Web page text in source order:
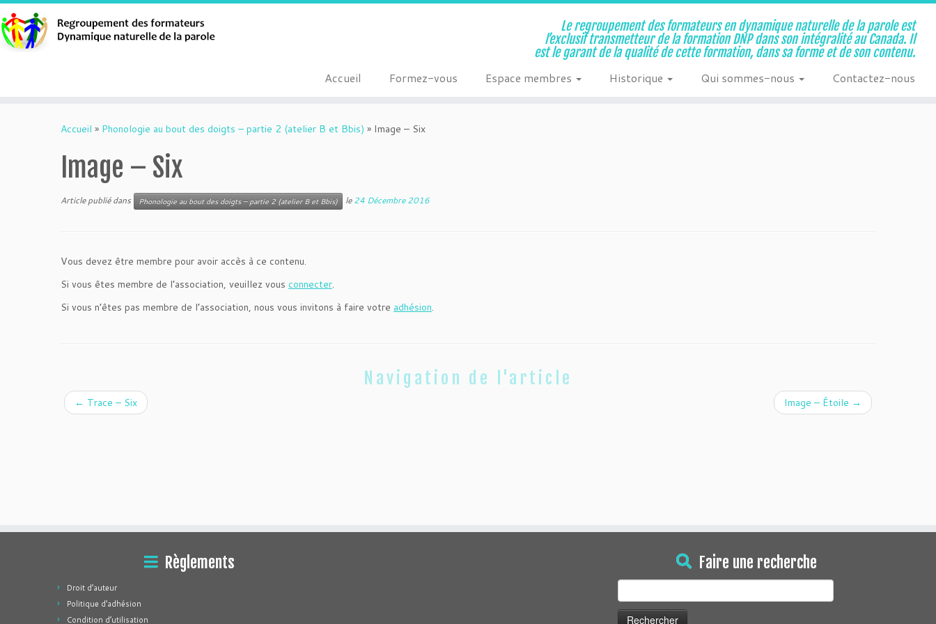
Le regroupement des formateurs en dynamique naturelle de la parole est
l’exclusif transmetteur de la formation DNP dans son intégralité au Canada. Il
est le garant de la qualité de cette formation, dans sa forme et de son contenu.
Accueil Formez-vous Espace membres Historique Qui sommes-nous Contactez-nous
Accueil » Phonologie au bout des doigts – partie 2 (atelier B et Bbis) » Image – Six
Image – Six
Article publié dans Phonologie au bout des doigts – partie 2 (atelier B et Bbis) le24 Décembre 2016
Vous devez être membre pour avoir accès à ce contenu.
Si vous êtes membre de l’association, veuillez vous connecter.
Si vous n’êtes pas membre de l’association, nous vous invitons à faire votre adhésion.
Navigation de l'article
← Trace – Six Image – Étoile →
Règlements
Droit d’auteur
Politique d’adhésion
Condition d’utilisation
Faire une recherche